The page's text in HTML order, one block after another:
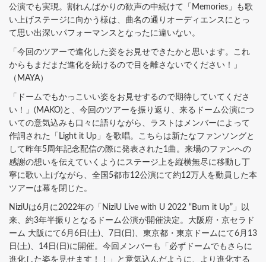
公演でも実現。割れんばかりの歓声の中続けて「Memories」も歌
い上げステージに向かう様は、曲名の通りオーディエンスにとっ
て思い出深いパフォーマンスとなったに違いない。
「今回のツアーで進化した姿をお見せできたかと思います。これ
からもまだまだ進化を続けるので目を離さないでください！」
（MAYA）
「ドームでもかっこいい姿をお見せするので期待していてくださ
い！」(MAKO)と、今回のツアーを振り返り、来るドーム公演につ
いての意気込みも口々に語りながら、ラストはメンバーによって
作詞された「Light it Up」を歌唱。こちらは新たなファンソングと
して昨年5周年記念配信の際に発表された1曲。来場のファンへの
感謝の想いを伝えていくようにステージ上を縦横無尽に移動し丁
寧に歌い上げながら、全国5都市12公演にて約12万人を動員した本
ツアーは幕を閉じた。
NiziUは6月に2022年の「NiziU Live with U 2022 “Burn it Up”」以
来、約3年半振りとなるドーム公演が開催決定。大阪府・京セラド
ーム 大阪にて6月6日(土)、7日(日)、東京都・東京ドームにて6月13
日(土)、14日(日)に開催。今回メンバーも「必ずドームでもさらに
進化した姿を見せます！！」と意気込んだように、より進化する